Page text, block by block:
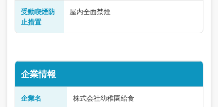
受動喫煙防
止措置
屋内全面禁煙
企業情報
企業名 株式会社幼稚園給食